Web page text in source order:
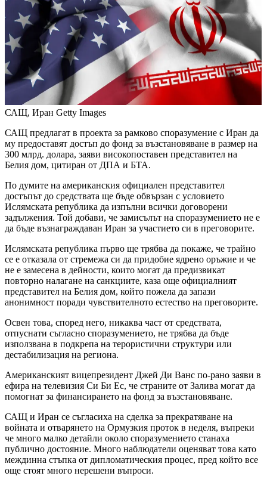
САЩ, Иран Getty Images
САЩ предлагат в проекта за рамково споразумение с Иран да
му предоставят достъп до фонд за възстановяване в размер на
300 млрд. долара, заяви високопоставен представител на
Белия дом, цитиран от ДПА и БТА.
По думите на американския официален представител
достъпът до средствата ще бъде обвързан с условието
Ислямската република да изпълни всички договорени
задължения. Той добави, че замисълът на споразумението не е
да бъде възнаграждаван Иран за участието си в преговорите.
Ислямската република първо ще трябва да покаже, че трайно
се е отказала от стремежа си да придобие ядрено оръжие и че
не е замесена в дейности, които могат да предизвикат
повторно налагане на санкциите, каза още официалният
представител на Белия дом, който пожела да запази
анонимност поради чувствителното естество на преговорите.
Освен това, според него, никаква част от средствата,
отпуснати съгласно споразумението, не трябва да бъде
използвана в подкрепа на терористични структури или
дестабилизация на региона.
Американският вицепрезидент Джей Ди Ванс по-рано заяви в
ефира на телевизия Си Би Ес, че страните от Залива могат да
помогнат за финансирането на фонд за възстановяване.
САЩ и Иран се съгласиха на сделка за прекратяване на
войната и отварянето на Ормузкия проток в неделя, въпреки
че много малко детайли около споразумението станаха
публично достояние. Много наблюдатели оценяват това като
междинна стъпка от дипломатическия процес, пред който все
още стоят много нерешени въпроси.